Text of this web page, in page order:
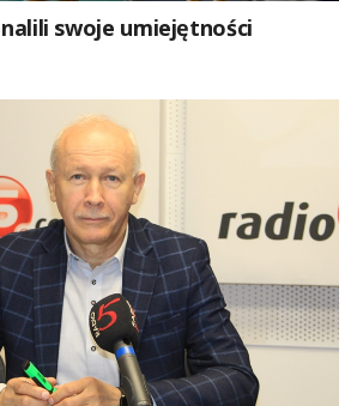
swoje umiejętności